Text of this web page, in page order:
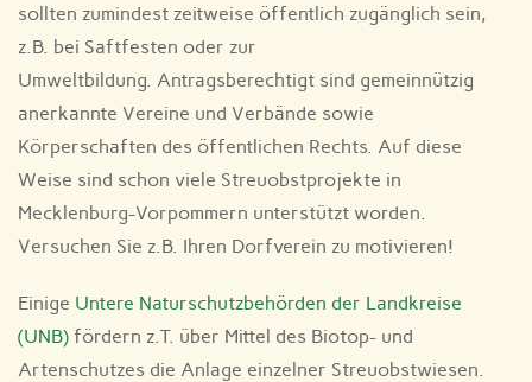
sollten zumindest zeitweise öffentlich zugänglich sein,
z.B. bei Saftfesten oder zur
Umweltbildung. Antragsberechtigt sind gemeinnützig
anerkannte Vereine und Verbände sowie
Körperschaften des öffentlichen Rechts. Auf diese
Weise sind schon viele Streuobstprojekte in
Mecklenburg-Vorpommern unterstützt worden.
Versuchen Sie z.B. Ihren Dorfverein zu motivieren!
Einige Untere Naturschutzbehörden der Landkreise
(UNB) fördern z.T. über Mittel des Biotop- und
Artenschutzes die Anlage einzelner Streuobstwiesen.